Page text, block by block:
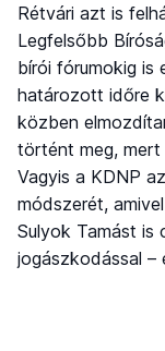
Rétvári azt is
Legfelsőbb
bírói fórumokig is
határozott időre
közben
történt meg, mert
Vagyis a KDNP
módszerét,
Sulyok Tamást is
jogászkodással –